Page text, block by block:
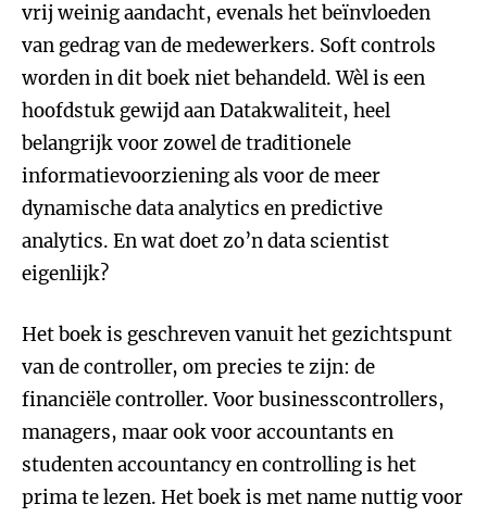
vrij weinig aandacht, evenals het beïnvloeden
van gedrag van de medewerkers. Soft controls
worden in dit boek niet behandeld. Wèl is een
hoofdstuk gewijd aan Datakwaliteit, heel
belangrijk voor zowel de traditionele
informatievoorziening als voor de meer
dynamische data analytics en predictive
analytics. En wat doet zo’n data scientist
eigenlijk?
Het boek is geschreven vanuit het gezichtspunt
van de controller, om precies te zijn: de
financiële controller. Voor businesscontrollers,
managers, maar ook voor accountants en
studenten accountancy en controlling is het
prima te lezen. Het boek is met name nuttig voor